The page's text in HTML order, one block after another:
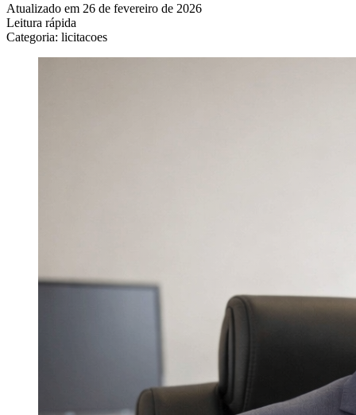
Atualizado em 26 de fevereiro de 2026
Leitura rápida
Categoria: licitacoes